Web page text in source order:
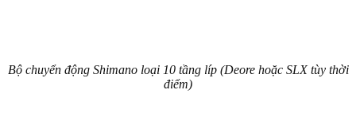
Bộ chuyển động Shimano loại 10 tầng líp (Deore hoặc SLX tùy thời
điểm)